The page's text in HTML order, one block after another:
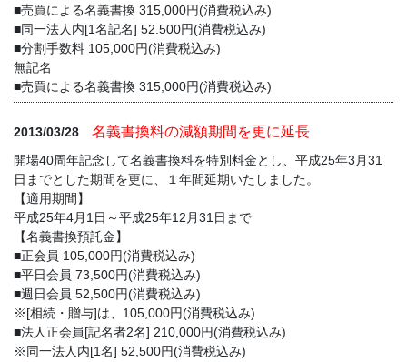
■売買による名義書換 315,000円(消費税込み)
■同一法人内[1名記名] 52.500円(消費税込み)
■分割手数料 105,000円(消費税込み)
無記名
■売買による名義書換 315,000円(消費税込み)
2013/03/28 名義書換料の減額期間を更に延長
開場40周年記念して名義書換料を特別料金とし、平成25年3月31
日までとした期間を更に、１年間延期いたしました。
【適用期間】
平成25年4月1日～平成25年12月31日まで
【名義書換預託金】
■正会員 105,000円(消費税込み)
■平日会員 73,500円(消費税込み)
■週日会員 52,500円(消費税込み)
※[相続・贈与]は、105,000円(消費税込み)
■法人正会員[記名者2名] 210,000円(消費税込み)
※同一法人内[1名] 52,500円(消費税込み)